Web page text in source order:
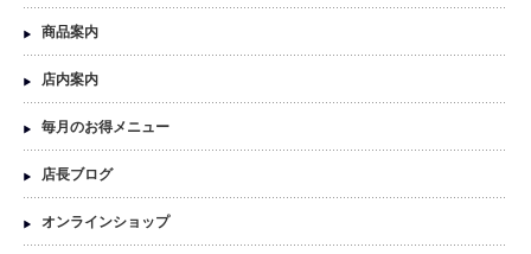
商品案内
店内案内
毎月のお得メニュー
店長ブログ
オンラインショップ